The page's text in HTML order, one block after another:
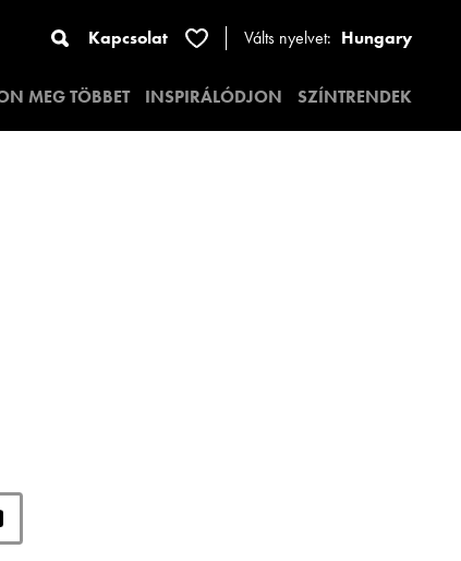
Kapcsolat Válts nyelvet: Hungary
MEG TÖBBET INSPIRÁLÓDJON SZÍNTRENDEK